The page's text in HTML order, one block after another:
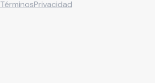
TérminosPrivacidad